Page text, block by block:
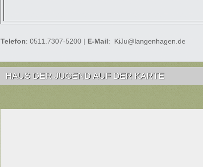
Telefon: 0511.7307-5200 | E-Mail: KiJu@langenhagen.de
HAUS DER JUGEND AUF DER KARTE